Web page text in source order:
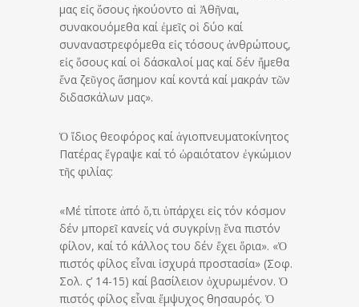
μας εἰς ὅσους ἠκούοντο αἱ Ἀθῆναι,
συνακουόμεθα καί ἐμεῖς οἱ δύο καί
συναναστρεφόμεθα εἰς τόσους ἀνθρώπους,
εἰς ὅσους καί οἱ δάσκαλοί μας καί δέν ἤμεθα
ἕνα ζεῦγος ἄσημον καί κοντά καί μακράν τῶν
διδασκάλων μας».
Ὁ ἴδιος θεοφόρος καί ἁγιοπνευματοκίνητος
Πατέρας ἔγραψε καί τό ὡραιότατον ἐγκώμιον
τῆς φιλίας:
«Μέ τίποτε ἀπό ὅ,τι ὑπάρχει εἰς τόν κόσμον
δέν μπορεῖ κανείς νά συγκρίνῃ ἕνα πιστόν
φίλον, καί τό κάλλος του δέν ἔχει ὅρια». «Ὁ
πιστός φίλος εἶναι ἰσχυρά προστασία» (Σοφ.
Σολ. ς’ 14-15) καί βασίλειον ὀχυρωμένον. Ὁ
πιστός φίλος εἶναι ἔμψυχος θησαυρός. Ὁ